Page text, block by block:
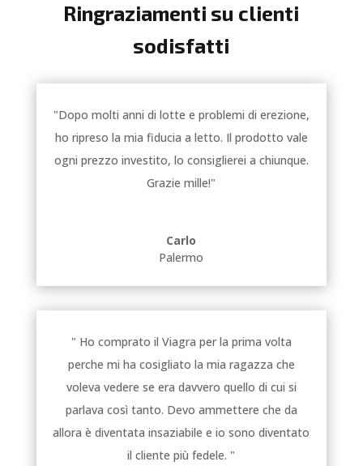
Ringraziamenti su clienti
sodisfatti
"Dopo molti anni di lotte e problemi di erezione,
ho ripreso la mia fiducia a letto. Il prodotto vale
ogni prezzo investito, lo consiglierei a chiunque.
Grazie mille!"
Carlo
Palermo
" Ho comprato il Viagra per la prima volta
perche mi ha cosigliato la mia ragazza che
voleva vedere se era davvero quello di cui si
parlava così tanto. Devo ammettere che da
allora è diventata insaziabile e io sono diventato
il cliente più fedele. "